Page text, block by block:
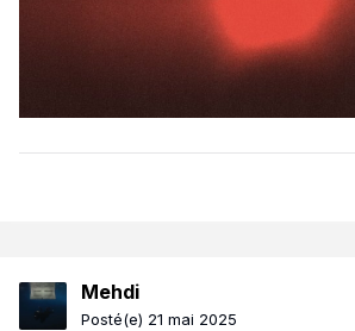
Mehdi
Posté(e) 21 mai 2025